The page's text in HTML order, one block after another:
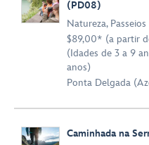
(PD08)
Natureza,
$89,00* (a partir
(Idades de 3 a 9
anos)
Ponta Delgada
Caminhada na